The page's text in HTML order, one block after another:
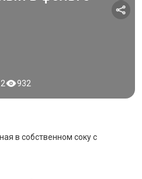
2 932
в собственном соку с